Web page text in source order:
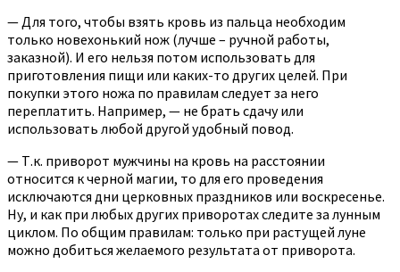
— Для того, чтобы взять кровь из пальца необходим
только новехонький нож (лучше – ручной работы,
заказной). И его нельзя потом использовать для
приготовления пищи или каких-то других целей. При
покупки этого ножа по правилам следует за него
переплатить. Например, — не брать сдачу или
использовать любой другой удобный повод.
— Т.к. приворот мужчины на кровь на расстоянии
относится к черной магии, то для его проведения
исключаются дни церковных праздников или воскресенье.
Ну, и как при любых других приворотах следите за лунным
циклом. По общим правилам: только при растущей луне
можно добиться желаемого результата от приворота.